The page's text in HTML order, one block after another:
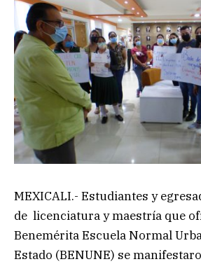
MEXICALI.- Estudiantes y
de licenciatura y maestría que
Benemérita Escuela Normal
Estado (BENUNE) se